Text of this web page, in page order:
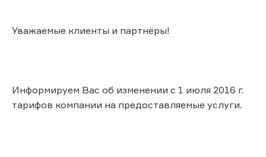
Уважаемые клиенты и партнёры!
Информируем Вас об изменении с 1 июля 2016 г.
тарифов компании на предоставляемые услуги.